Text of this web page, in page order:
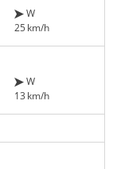
W
25 km/h
W
13 km/h